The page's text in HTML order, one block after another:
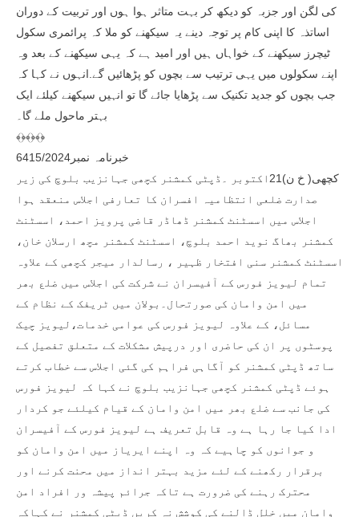
کی لگن اور جزبہ کو دیکھ کر بہت متاثر ہوا ہوں اور تربیت کے دوران
اساتذہ کا اپنی کام پر توجہ دینے یہ سیکھنے کو ملا کہ پرائمری سکول
ٹیچرز سیکھنے کے خواہاں ہیں اور امید ہے کہ یہی سیکھنے کے بعد وہ
اپنے سکولوں میں یہی ترتیب سے بچوں کو پڑھائیں گے.انہوں نے کہا کہ
جب بچوں کو جدید تکنیک سے پڑھایا جائے گا تو انہیں سیکھنے کیلئے ایک
بہتر ماحول ملے گا۔
﴾﴿﴾﴿﴾﴿
خبرنامہ نمبر6415/2024
کچھی( خ ن)21اکتوبر ۔ڈپٹی کمشنر کچھی جہانزیب بلوچ کی زیر
صدارت ضلعی انتظامیہ افسران کا تعارفی اجلاس منعقد ہوا
اجلاس میں اسسٹنٹ کمشنر ڈھاڈر قاضی پرویز احمد، اسسٹنٹ
کمشنر بھاگ نوید احمد بلوچ، اسسٹنٹ کمشنر مچھ ارسلان خان،
اسسٹنٹ کمشنر سنی افتخار ظہیر ، رسالدار میجر کچھی کے علاوہ
تمام لیویز فورس کے آفیسران نے شرکت کی اجلاس میں ضلع بھر
میں امن وامان کی صورتحال۔بولان میں ٹریفک کے نظام کے
مسائل، کے علاوہ لیویز فورس کی عوامی خدمات،لیویز چیک
پوسٹوں پر ان کی حاضری اور درپیش مشکلات کے متعلق تفصیل کے
ساتھ ڈپٹی کمشنر کو آگاہی فراہم کی گئی اجلاس سے خطاب کرتے
ہوئے ڈپٹی کمشنر کچھی جہانزیب بلوچ نے کہا کہ لیویز فورس
کی جانب سے ضلع بھر میں امن وامان کے قیام کیلئے جو کردار
ادا کیا جا رہا ہے وہ قابل تعریف ہے لیویز فورس کے آفیسران
و جوانوں کو چاہیے کہ وہ اپنے ایریاز میں امن وامان کو
برقرار رکھنے کے لئے مزید بہتر انداز میں محنت کرنے اور
محترک رہنے کی ضرورت ہے تاکہ جرائم پیشہ ور افراد امن
وامان میں خلل ڈالنے کی کوشش نہ کریں ڈپٹی کمشنر نے کہاکہ